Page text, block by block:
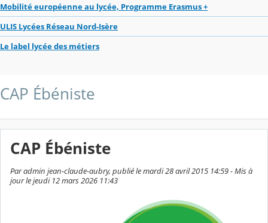
Mobilité européenne au lycée, Programme Erasmus +
ULIS Lycées Réseau Nord-Isère
Le label lycée des métiers
CAP Ébéniste
CAP Ébéniste
Par admin jean-claude-aubry, publié le mardi 28 avril 2015 14:59 - Mis à
jour le jeudi 12 mars 2026 11:43